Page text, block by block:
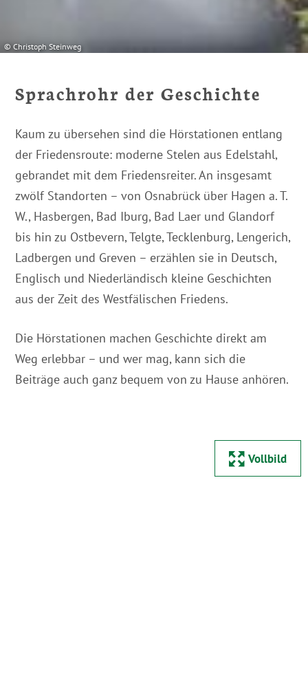
beschriebene Übermittlung nicht statt. Weitere
Datenschutzhinweisen.
Ausführlich informieren wir Sie darüber gerne hier:
© Christoph Steinweg
Sprachrohr der Geschichte
Kaum zu übersehen sind die Hörstationen entlang
der Friedensroute: moderne Stelen aus Edelstahl,
gebrandet mit dem Friedensreiter. An insgesamt
zwölf Standorten – von Osnabrück über Hagen a. T.
W., Hasbergen, Bad Iburg, Bad Laer und Glandorf
bis hin zu Ostbevern, Telgte, Tecklenburg, Lengerich,
Ladbergen und Greven – erzählen sie in Deutsch,
Englisch und Niederländisch kleine Geschichten
aus der Zeit des Westfälischen Friedens.
Die Hörstationen machen Geschichte direkt am
Weg erlebbar – und wer mag, kann sich die
Beiträge auch ganz bequem von zu Hause anhören.
Vollbild